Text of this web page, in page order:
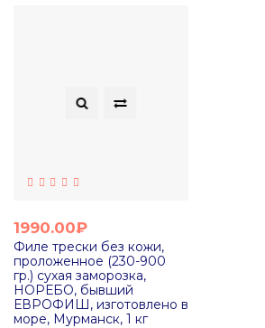
1990.00₽
Филе трески без кожи,
проложенное (230-900
гр.) сухая заморозка,
НОРЕБО, бывший
ЕВРОФИШ, изготовлено в
море, Мурманск, 1 кг